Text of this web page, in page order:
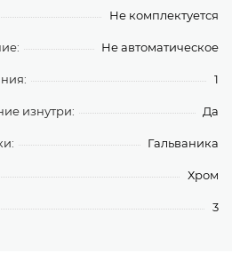
Не комплектуется
Не автоматическое
1
изнутри: Да
Гальваника
Хром
3